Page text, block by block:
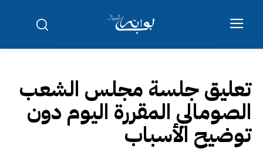
تعليق جلسة مجلس الشعب
الصومالي المقررة اليوم دون
توضيح الأسباب